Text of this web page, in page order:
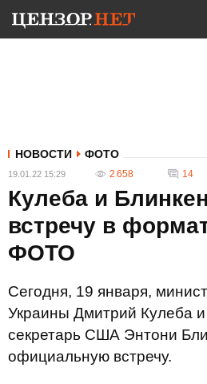
НОВОСТИ ФОТО
19.01.22 15:29 2 658 14
Кулеба и
встречу в
ФОТО
Сегодня, 19 января,
Украины Дмитрий Кулеба и
секретарь США Энтони
официальную встречу.